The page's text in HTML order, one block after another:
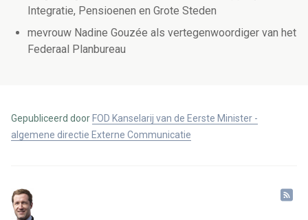
Integratie, Pensioenen en Grote Steden
mevrouw Nadine Gouzée als vertegenwoordiger van het
Federaal Planbureau
Gepubliceerd door FOD Kanselarij van de Eerste Minister -
algemene directie Externe Communicatie